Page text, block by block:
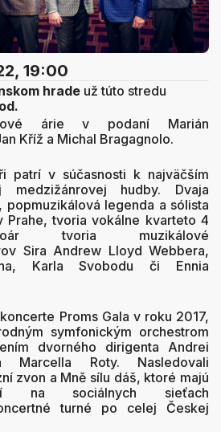
19:00
hrade už túto stredu
árie v podaní Marián
Kříž a Michal Bragagnolo.
patrí v súčasnosti k najväčším
medzižánrovej hudby. Dvaja
legenda a sólista
Prahe, tvoria vokálne kvarteto 4
tvoria muzikálové
Sira Andrew Lloyd Webbera,
Karla Svobodu či Ennia
Proms Gala v roku 2017,
symfonickým orchestrom
dvorného dirigenta Andrei
Marcella Roty. Nasledovali
zvon a Mně sílu dáš, ktoré majú
na sociálnych sieťach
turné po celej Českej